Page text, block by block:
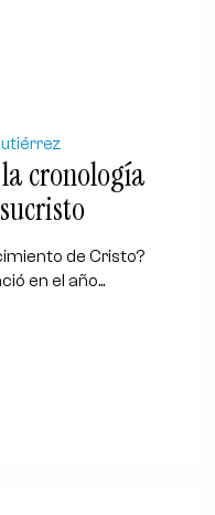
cronología
de Cristo?
en el año...